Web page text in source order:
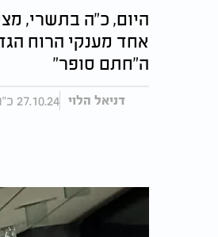
אחד מענקי הרוח
ה"חתם סופר"
דניאל הלוי 27.10.24 כ"ה תשרי התשפ"ה